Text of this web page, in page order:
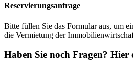
Reservierungsanfrage
Bitte füllen Sie das Formular aus, um
die Vermietung der
Haben Sie noch Fragen? Hier